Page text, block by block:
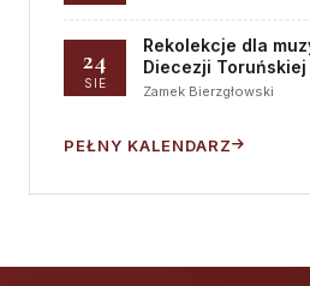
24
SIE
Rekolekcje dla
Diecezji Toruńskiej
Zamek Bierzgłowski
PEŁNY KALENDARZ